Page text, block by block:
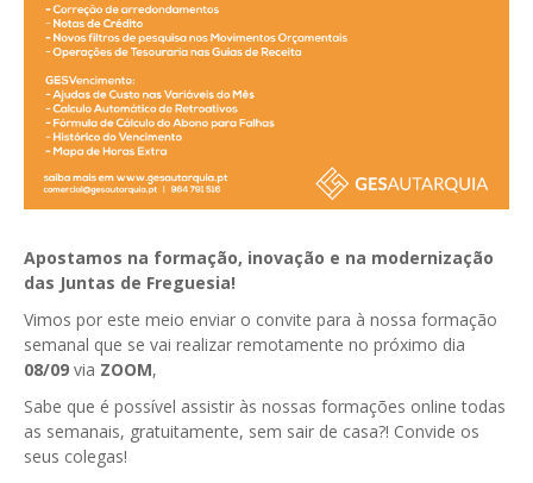
GESComunicação
GESContPública
GESDocumental
GESEscola
GESEstatística
Submeter SAFT
Apostamos na formação, inovação e na modernização
das Juntas de Freguesia!
Vimos por este meio enviar o convite para à nossa formação
semanal que se vai realizar remotamente no próximo dia
08/09 via ZOOM,
Sabe que é possível assistir às nossas formações online todas
as semanais, gratuitamente, sem sair de casa?! Convide os
seus colegas!